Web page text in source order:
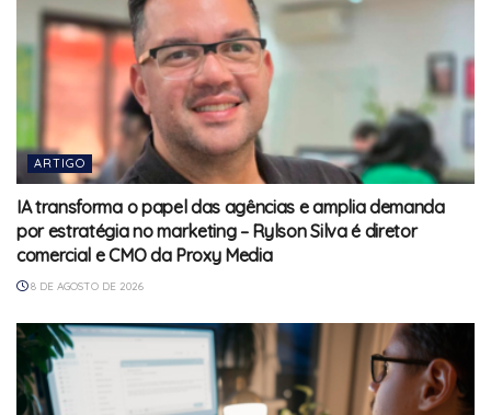
ARTIGO
IA transforma o papel das agências e amplia demanda
por estratégia no marketing – Rylson Silva é diretor
comercial e CMO da Proxy Media
8 DE AGOSTO DE 2026